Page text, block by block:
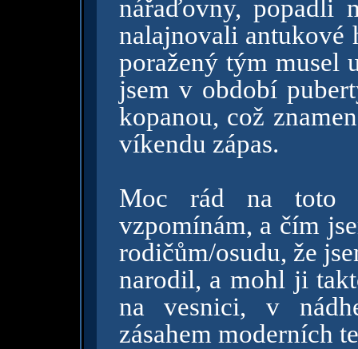
nářaďovny, popadli
nalajnovali antukové
poražený tým musel
jsem v období
kopanou, což
víkendu zápas.
Moc rád na toto
vzpomínám, a čím
rodičům/osudu, že
narodil, a mohl ji
na vesnici, v
zásahem moderních